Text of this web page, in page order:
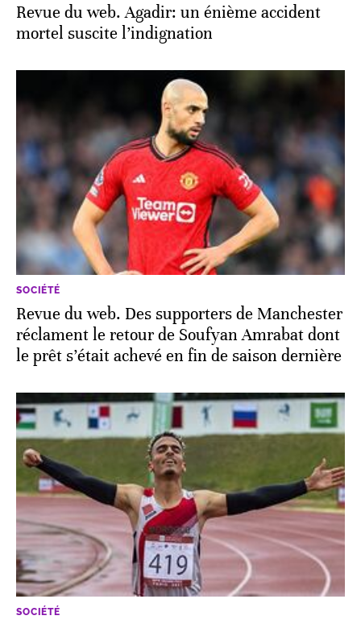
Revue du web. Agadir: un énième accident
mortel suscite l’indignation
SOCIÉTÉ
Revue du web. Des supporters de Manchester
réclament le retour de Soufyan Amrabat dont
le prêt s’était achevé en fin de saison dernière
SOCIÉTÉ